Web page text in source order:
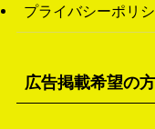
(46)
プライバシーポリ
広告掲載希望の